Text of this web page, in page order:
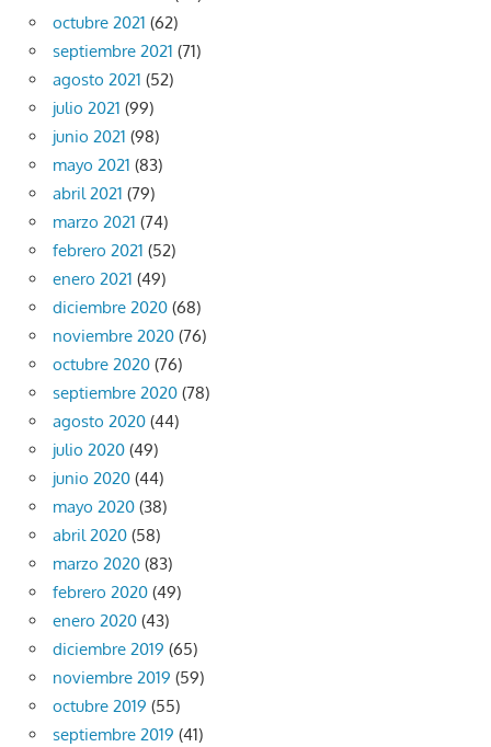
octubre 2021 (62)
septiembre 2021 (71)
agosto 2021 (52)
julio 2021 (99)
junio 2021 (98)
mayo 2021 (83)
abril 2021 (79)
marzo 2021 (74)
febrero 2021 (52)
enero 2021 (49)
diciembre 2020 (68)
noviembre 2020 (76)
octubre 2020 (76)
septiembre 2020 (78)
agosto 2020 (44)
julio 2020 (49)
junio 2020 (44)
mayo 2020 (38)
abril 2020 (58)
marzo 2020 (83)
febrero 2020 (49)
enero 2020 (43)
diciembre 2019 (65)
noviembre 2019 (59)
octubre 2019 (55)
septiembre 2019 (41)